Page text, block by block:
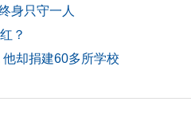
身只守一人
？
却捐建60多所学校